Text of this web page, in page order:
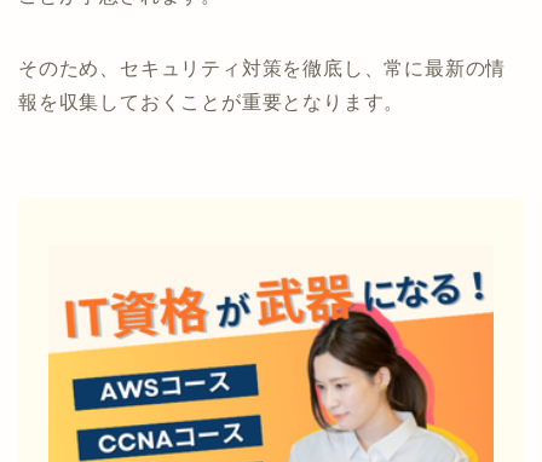
そのため、セキュリティ対策を徹底し、常に最新の情
報を収集しておくことが重要となります。